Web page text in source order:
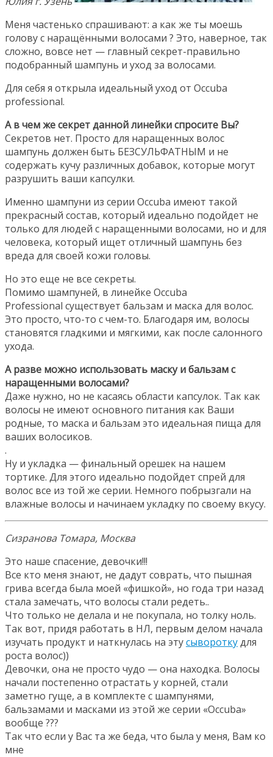
Меня частенько спрашивают: а как же ты моешь
голову с наращёнными волосами ? Это, наверное, так
сложно, вовсе нет — главный секрет-правильно
подобранный шампунь и уход за волосами.
Для себя я открыла идеальный уход от Occuba
professional.
А в чем же секрет данной линейки спросите Вы?
Секретов нет. Просто для наращенных волос
шампунь должен быть БЕЗСУЛЬФАТНЫМ и не
содержать кучу различных добавок, которые могут
разрушить ваши капсулки.
Именно шампуни из серии Occuba имеют такой
прекрасный состав, который идеально подойдет не
только для людей с наращенными волосами, но и для
человека, который ищет отличный шампунь без
вреда для своей кожи головы.
Но это еще не все секреты.
Помимо шампуней, в линейке Occuba
Professional существует бальзам и маска для волос.
Это просто, что-то с чем-то. Благодаря им, волосы
становятся гладкими и мягкими, как после салонного
ухода.
А разве можно использовать маску и бальзам с
наращенными волосами?
Даже нужно, но не касаясь области капсулок. Так как
волосы не имеют основного питания как Ваши
родные, то маска и бальзам это идеальная пища для
ваших волосиков.
.
Ну и укладка — финальный орешек на нашем
тортике. Для этого идеально подойдет спрей для
волос все из той же серии. Немного побрызгали на
влажные волосы и начинаем укладку по своему вкусу.
Сизранова Томара, Москва
Это наше спасение, девочки!!!
Все кто меня знают, не дадут соврать, что пышная
грива всегда была моей «фишкой», но года три назад
стала замечать, что волосы стали редеть..
Что только не делала и не покупала, но толку ноль.
Так вот, придя работать в НЛ, первым делом начала
изучать продукт и наткнулась на этусывороткудля
роста волос))
Девочки, она не просто чудо — она находка. Волосы
начали постепенно отрастать у корней, стали
заметно гуще, а в комплекте с шампунями,
бальзамами и масками из этой же серии «Occuba»
вообще ???
Так что если у Вас та же беда, что была у меня, Вам ко
мне